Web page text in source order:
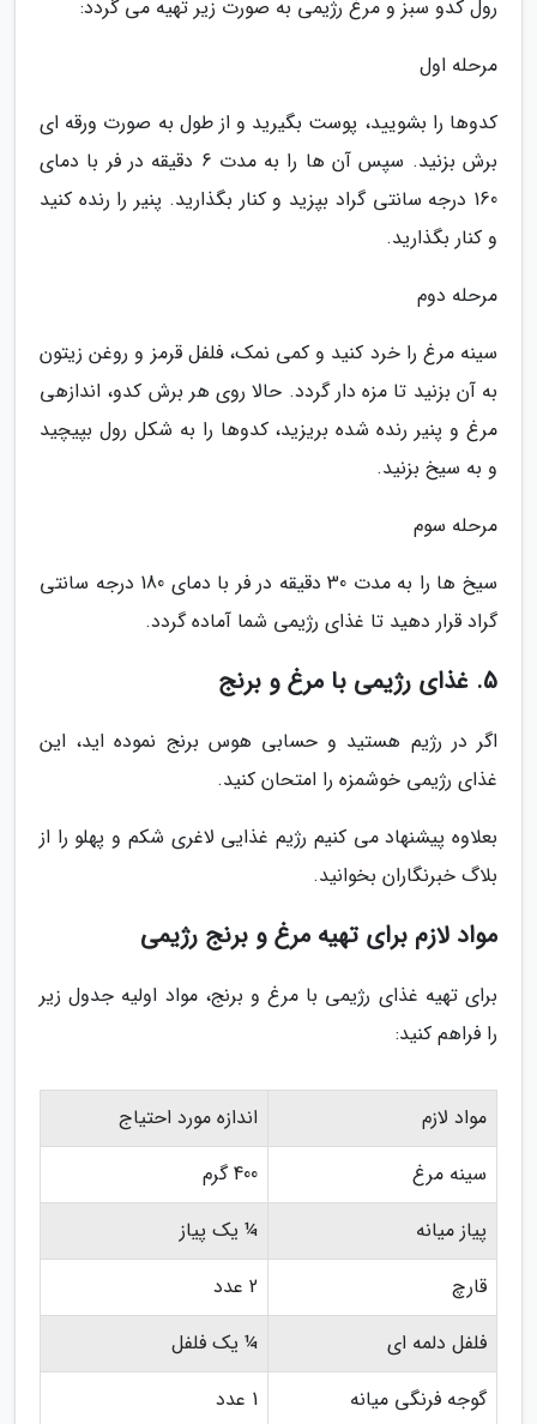
رول کدو سبز و مرغ رژیمی به صورت زیر تهیه می گردد:
مرحله اول
کدوها را بشویید، پوست بگیرید و از طول به صورت ورقه ای
برش بزنید. سپس آن ها را به مدت 6 دقیقه در فر با دمای
160 درجه سانتی گراد بپزید و کنار بگذارید. پنیر را رنده کنید
و کنار بگذارید.
مرحله دوم
سینه مرغ را خرد کنید و کمی نمک، فلفل قرمز و روغن زیتون
به آن بزنید تا مزه دار گردد. حالا روی هر برش کدو، اندازهی
مرغ و پنیر رنده شده بریزید، کدوها را به شکل رول بپیچید
و به سیخ بزنید.
مرحله سوم
سیخ ها را به مدت 30 دقیقه در فر با دمای 180 درجه سانتی
گراد قرار دهید تا غذای رژیمی شما آماده گردد.
5. غذای رژیمی با مرغ و برنج
اگر در رژیم هستید و حسابی هوس برنج نموده اید، این
غذای رژیمی خوشمزه را امتحان کنید.
بعلاوه پیشنهاد می کنیم رژیم غذایی لاغری شکم و پهلو را از
بلاگ خبرنگاران بخوانید.
مواد لازم برای تهیه مرغ و برنج رژیمی
برای تهیه غذای رژیمی با مرغ و برنج، مواد اولیه جدول زیر
را فراهم کنید:
مواد لازم
اندازه مورد احتیاج
سینه مرغ
400 گرم
پیاز میانه
¼ یک پیاز
قارچ
2 عدد
فلفل دلمه ای
¼ یک فلفل
گوجه فرنگی میانه
1 عدد